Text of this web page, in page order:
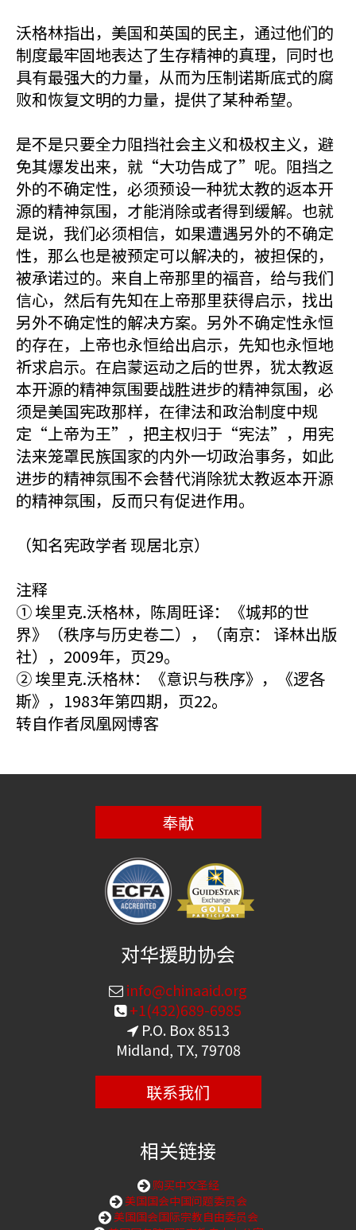
沃格林指出，美国和英国的民主，通过他们的
制度最牢固地表达了生存精神的真理，同时也
具有最强大的力量，从而为压制诺斯底式的腐
败和恢复文明的力量，提供了某种希望。
是不是只要全力阻挡社会主义和极权主义，避
免其爆发出来，就“大功告成了”呢。阻挡之
外的不确定性，必须预设一种犹太教的返本开
源的精神氛围，才能消除或者得到缓解。也就
是说，我们必须相信，如果遭遇另外的不确定
性，那么也是被预定可以解决的，被担保的，
被承诺过的。来自上帝那里的福音，给与我们
信心，然后有先知在上帝那里获得启示，找出
另外不确定性的解决方案。另外不确定性永恒
的存在，上帝也永恒给出启示，先知也永恒地
祈求启示。在启蒙运动之后的世界，犹太教返
本开源的精神氛围要战胜进步的精神氛围，必
须是美国宪政那样，在律法和政治制度中规
定“上帝为王”，把主权归于“宪法”，用宪
法来笼罩民族国家的内外一切政治事务，如此
进步的精神氛围不会替代消除犹太教返本开源
的精神氛围，反而只有促进作用。
（知名宪政学者 现居北京）
注释
① 埃里克.沃格林，陈周旺译：《城邦的世
界》（秩序与历史卷二），（南京： 译林出版
社），2009年，页29。
② 埃里克.沃格林：《意识与秩序》，《逻各
斯》，1983年第四期，页22。
转自作者凤凰网博客
奉献
对华援助协会
info@chinaaid.org
+1(432)689-6985
P.O. Box 8513
Midland, TX, 79708
联系我们
相关链接
购买中文圣经
美国国会中国问题委员会
美国国会国际宗教自由委员会